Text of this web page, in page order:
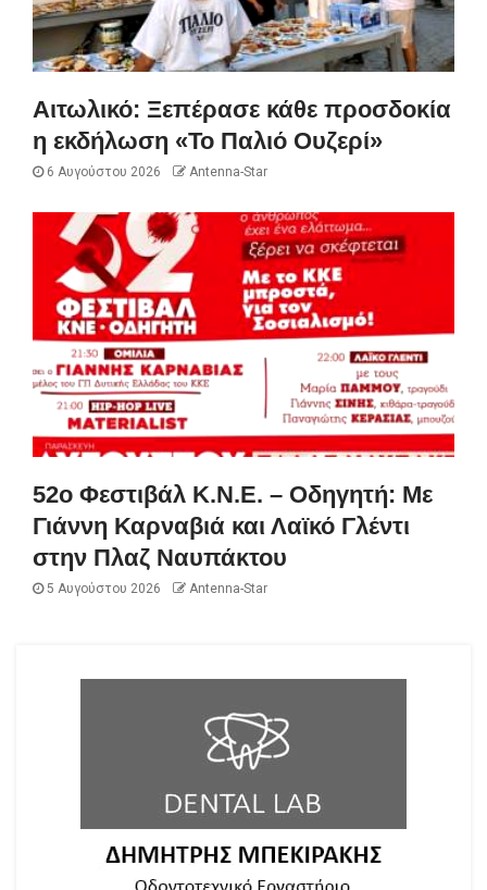
Αιτωλικό: Ξεπέρασε κάθε προσδοκία
η εκδήλωση «Το Παλιό Ουζερί»
6 Αυγούστου 2026 Antenna-Star
52ο Φεστιβάλ Κ.Ν.Ε. – Οδηγητή: Με
Γιάννη Καρναβιά και Λαϊκό Γλέντι
στην Πλαζ Ναυπάκτου
5 Αυγούστου 2026 Antenna-Star